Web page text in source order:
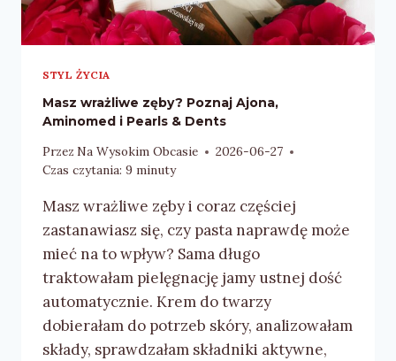
STYL ŻYCIA
Masz wrażliwe zęby? Poznaj Ajona,
Aminomed i Pearls & Dents
Przez Na Wysokim Obcasie
2026-06-27
Czas czytania: 9 minuty
Masz wrażliwe zęby i coraz częściej
zastanawiasz się, czy pasta naprawdę może
mieć na to wpływ? Sama długo
traktowałam pielęgnację jamy ustnej dość
automatycznie. Krem do twarzy
dobierałam do potrzeb skóry, analizowałam
składy, sprawdzałam składniki aktywne,